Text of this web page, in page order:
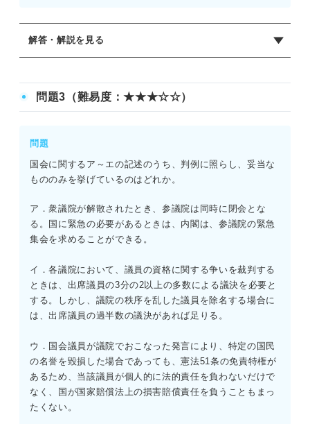
解答・解説を見る
A：× 学問の自由は、個人の精神活動としての性格を持つ
ため、大学の研究者に限らず国民一般に対しても広く保障
存在しなかった。
C：× 大学の自治は、学問の研究や教授の自由を保障する
ためのものである。学生の集会が実社会の政治的活動にわ
D：× 判例によれば、普通教育の教師にも一定の自由はあ
るが、大学と同程度の自由が認められるわけではない。
E：〇 判例によれば、教科書検定は「教科書」という形態
禁じていないため、憲法23条には違反しない。
問題3（難易度：★★★☆☆）
問題
国会に関するア～エの記述のうち、判例に照らし、妥当な
もののみを挙げているのはどれか。
ア．衆議院が解散されたとき、参議院は同時に閉会とな
る。国に緊急の必要があるときは、内閣は、参議院の緊急
集会を求めることができる。
イ．各議院において、議員の資格に関する争いを裁判する
ときは、出席議員の3分の2以上の多数による議決を必要と
する。しかし、議院の秩序を乱した議員を除名する場合に
は、出席議員の過半数の議決があれば足りる。
ウ．国会議員が議院でおこなった発言により、特定の国民
の名誉を毀損した場合であっても、憲法51条の免責特権が
あるため、当該議員が個人的に法的責任を負わないだけで
なく、国が国家賠償法上の損害賠償責任を負うこともまっ
たくない。